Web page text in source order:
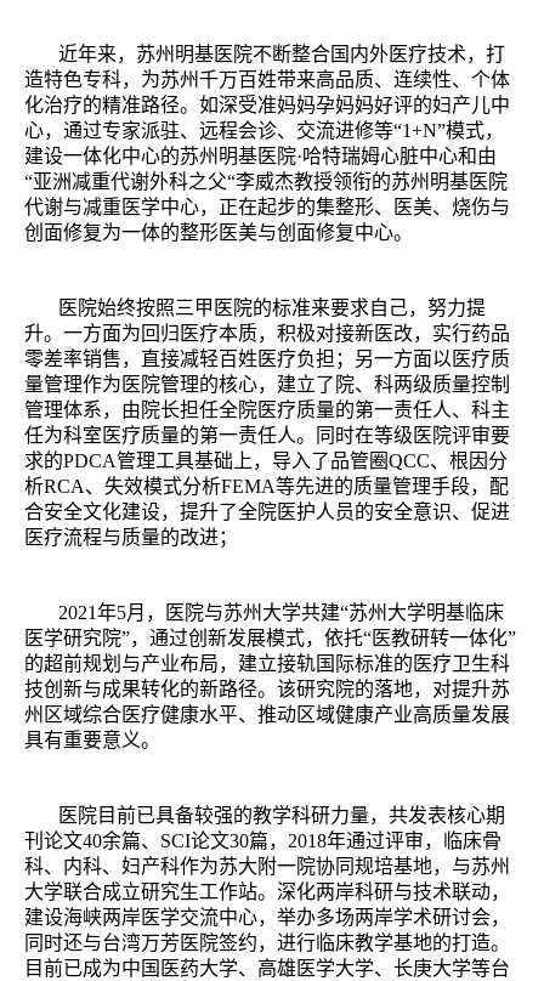
近年来，苏州明基医院不断整合国内外医疗技术，打
造特色专科，为苏州千万百姓带来高品质、连续性、个体
化治疗的精准路径。如深受准妈妈孕妈妈好评的妇产儿中
心，通过专家派驻、远程会诊、交流进修等“1+N”模式，
建设一体化中心的苏州明基医院·哈特瑞姆心脏中心和由
“亚洲减重代谢外科之父“李威杰教授领衔的苏州明基医院
代谢与减重医学中心，正在起步的集整形、医美、烧伤与
创面修复为一体的整形医美与创面修复中心。
医院始终按照三甲医院的标准来要求自己，努力提
升。一方面为回归医疗本质，积极对接新医改，实行药品
零差率销售，直接减轻百姓医疗负担；另一方面以医疗质
量管理作为医院管理的核心，建立了院、科两级质量控制
管理体系，由院长担任全院医疗质量的第一责任人、科主
任为科室医疗质量的第一责任人。同时在等级医院评审要
求的PDCA管理工具基础上，导入了品管圈QCC、根因分
析RCA、失效模式分析FEMA等先进的质量管理手段，配
合安全文化建设，提升了全院医护人员的安全意识、促进
医疗流程与质量的改进；
2021年5月，医院与苏州大学共建“苏州大学明基临床
医学研究院”，通过创新发展模式，依托“医教研转一体化”
的超前规划与产业布局，建立接轨国际标准的医疗卫生科
技创新与成果转化的新路径。该研究院的落地，对提升苏
州区域综合医疗健康水平、推动区域健康产业高质量发展
具有重要意义。
医院目前已具备较强的教学科研力量，共发表核心期
刊论文40余篇、SCI论文30篇，2018年通过评审，临床骨
科、内科、妇产科作为苏大附一院协同规培基地，与苏州
大学联合成立研究生工作站。深化两岸科研与技术联动，
建设海峡两岸医学交流中心，举办多场两岸学术研讨会，
同时还与台湾万芳医院签约，进行临床教学基地的打造。
目前已成为中国医药大学、高雄医学大学、长庚大学等台